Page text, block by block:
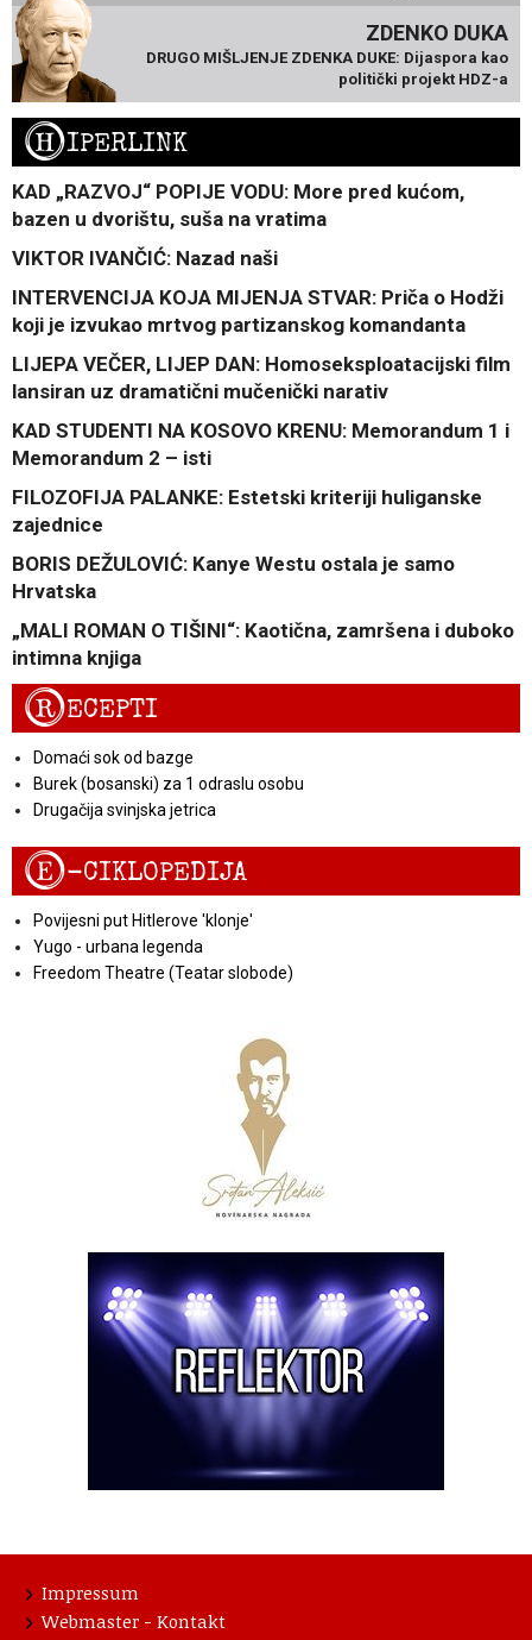
ZDENKO DUKA
DRUGO MIŠLJENJE ZDENKA DUKE: Dijaspora kao
politički projekt HDZ-a
HIPERLINK
KAD „RAZVOJ“ POPIJE VODU: More pred kućom,
bazen u dvorištu, suša na vratima
VIKTOR IVANČIĆ: Nazad naši
INTERVENCIJA KOJA MIJENJA STVAR: Priča o Hodži
koji je izvukao mrtvog partizanskog komandanta
LIJEPA VEČER, LIJEP DAN: Homoseksploatacijski film
lansiran uz dramatični mučenički narativ
KAD STUDENTI NA KOSOVO KRENU: Memorandum 1 i
Memorandum 2 – isti
FILOZOFIJA PALANKE: Estetski kriteriji huliganske
zajednice
BORIS DEŽULOVIĆ: Kanye Westu ostala je samo
Hrvatska
„MALI ROMAN O TIŠINI“: Kaotična, zamršena i duboko
intimna knjiga
RECEPTI
Domaći sok od bazge
Burek (bosanski) za 1 odraslu osobu
Drugačija svinjska jetrica
E-CIKLOPEDIJA
Povijesni put Hitlerove 'klonje'
Yugo - urbana legenda
Freedom Theatre (Teatar slobode)
Impressum
Webmaster - Kontakt